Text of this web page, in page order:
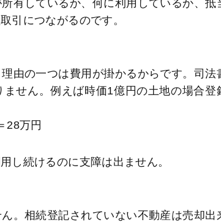
有しているか、何に利用しているか、抵
引につながるのです。
由の一つは費用が掛かるからです。司法
せん。例えば時価1億円の土地の場合登
28万円
し続けるのに支障は出ません。
。相続登記されていない不動産は売却出